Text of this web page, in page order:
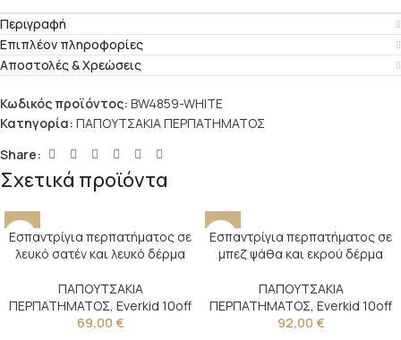
Περιγραφή
Επιπλέον πληροφορίες
Αποστολές & Χρεώσεις
Κωδικός προϊόντος: BW4859-WHITE
Κατηγορία: ΠΑΠΟΥΤΣΑΚΙΑ ΠΕΡΠΑΤΗΜΑΤΟΣ
Share:
Σχετικά προϊόντα
Εσπαντρίγια περπατήματος σε
λευκό σατέν και λευκό δέρμα
ΠΑΠΟΥΤΣΑΚΙΑ
ΠΕΡΠΑΤΗΜΑΤΟΣ, Everkid 10off
69,00 €
Εσπαντρίγια περπατήματος σε
μπεζ ψάθα και εκρού δέρμα
ΠΑΠΟΥΤΣΑΚΙΑ
ΠΕΡΠΑΤΗΜΑΤΟΣ, Everkid 10off
92,00 €